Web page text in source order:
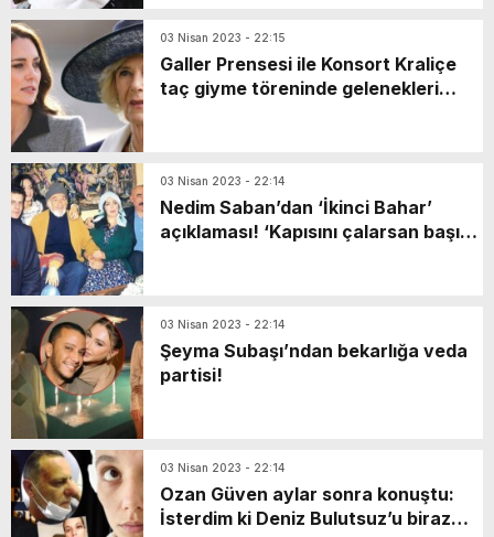
03 Nisan 2023 - 22:15
Galler Prensesi ile Konsort Kraliçe
taç giyme töreninde gelenekleri
03 Nisan 2023 - 22:14
Nedim Saban’dan ‘İkinci Bahar’
açıklaması! ‘Kapısını çalarsan başın
03 Nisan 2023 - 22:14
Şeyma Subaşı’ndan bekarlığa veda
partisi!
03 Nisan 2023 - 22:14
Ozan Güven aylar sonra konuştu:
İsterdim ki Deniz Bulutsuz’u biraz